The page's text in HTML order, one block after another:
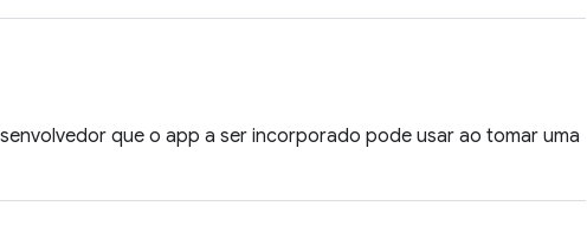
que o app a ser incorporado pode usar ao tomar uma